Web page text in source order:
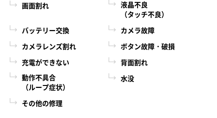
画面割れ
液晶不良
（タッチ不良）
バッテリー交換
カメラ故障
カメラレンズ割れ
ボタン故障・破損
充電ができない
背面割れ
動作不具合
（ループ症状）
水没
その他の修理